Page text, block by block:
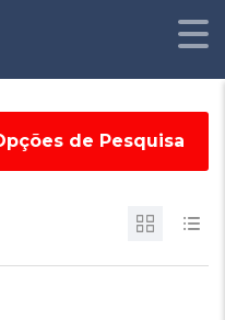
de Pesquisa